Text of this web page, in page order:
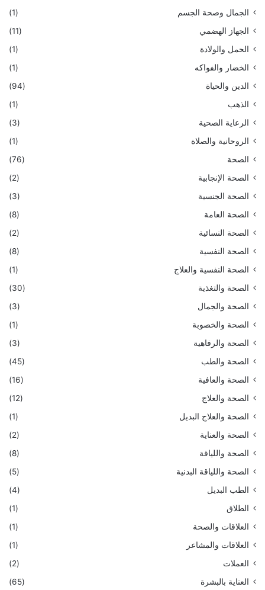
الجمال وصحة الجسم
(1)
الجهاز الهضمي
(11)
الحمل والولادة
(1)
الخضار والفواكه
(1)
الدين والحياة
(94)
الذهب
(1)
الرعاية الصحية
(3)
الروحانية والصلاة
(1)
الصحة
(76)
الصحة الإنجابية
(2)
الصحة الجنسية
(3)
الصحة العامة
(8)
الصحة النسائية
(2)
الصحة النفسية
(8)
الصحة النفسية والعلاج
(1)
الصحة والتغذية
(30)
الصحة والجمال
(3)
الصحة والخصوبة
(1)
الصحة والرفاهية
(3)
الصحة والطب
(45)
الصحة والعافية
(16)
الصحة والعلاج
(12)
الصحة والعلاج البديل
(1)
الصحة والعناية
(2)
الصحة واللياقة
(8)
الصحة واللياقة البدنية
(5)
الطب البديل
(4)
الطلاق
(1)
العلاقات والصحة
(1)
العلاقات والمشاعر
(1)
العملات
(2)
العناية بالبشرة
(65)